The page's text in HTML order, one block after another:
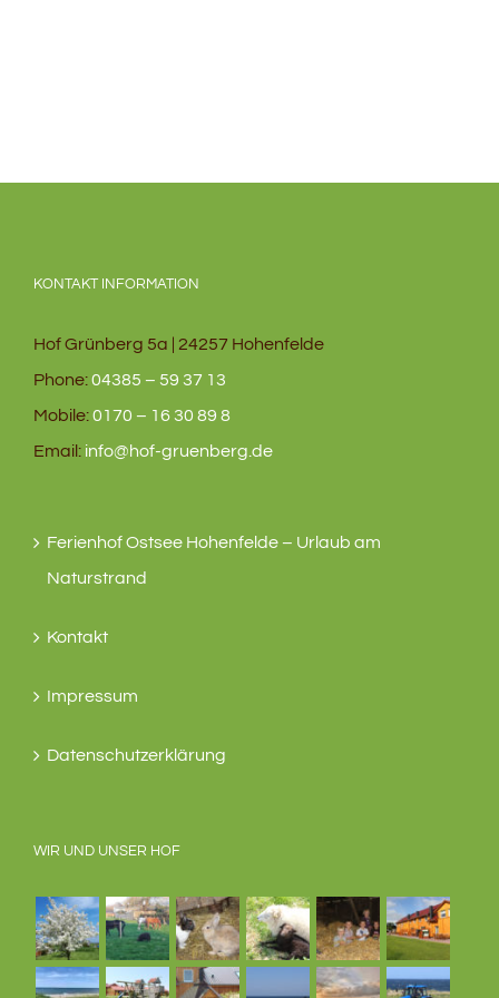
KONTAKT INFORMATION
Hof Grünberg 5a | 24257 Hohenfelde
Phone:04385 – 59 37 13
Mobile:0170 – 16 30 89 8
Email: info@hof-gruenberg.de
Ferienhof Ostsee Hohenfelde – Urlaub am
Naturstrand
Kontakt
Impressum
Datenschutzerklärung
WIR UND UNSER HOF